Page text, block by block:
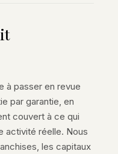
à passer en revue
par garantie, en
couvert à ce qui
activité réelle. Nous
les capitaux